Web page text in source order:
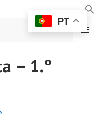
DE
MENU
– 1.º
PT